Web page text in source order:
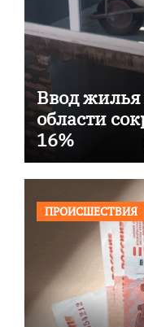
Ввод
области
16%
ПРОИСШЕСТВИЯ